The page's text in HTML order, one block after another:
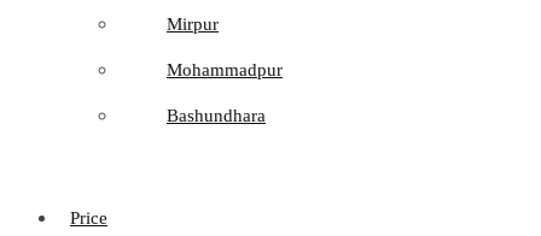
Mirpur
Mohammadpur
Bashundhara
Price